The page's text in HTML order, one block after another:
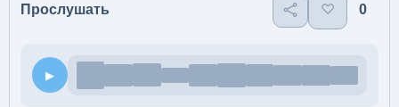
Прослушать ♡ 0
▶